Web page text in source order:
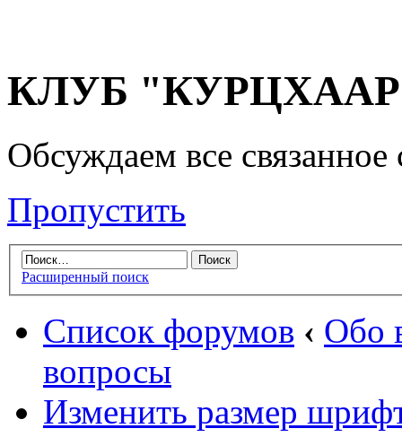
КЛУБ "КУРЦХААР"
Обсуждаем все
Пропустить
Расширенный поиск
Список форумов ‹ Обо
вопросы
Изменить размер